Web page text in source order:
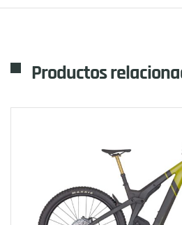
Productos